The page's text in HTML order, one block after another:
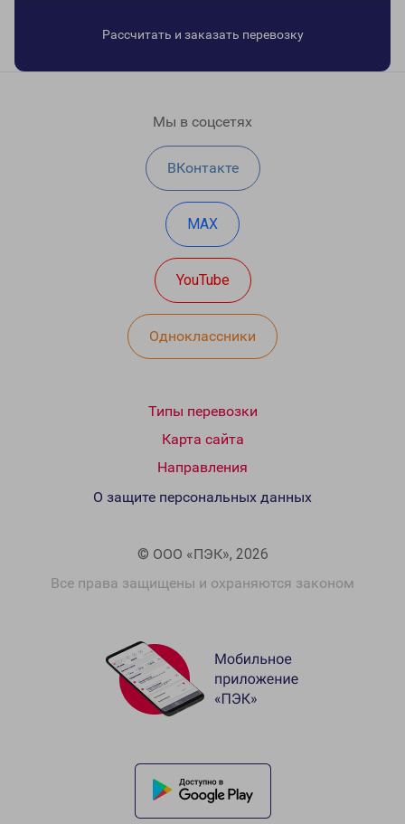
Рассчитать и заказать перевозку
Мы в соцсетях
ВКонтакте
MAX
YouTube
Одноклассники
Типы перевозки
Карта сайта
Направления
© ООО «ПЭК», 2026
Все права защищены и охраняются законом
О защите персональных данных